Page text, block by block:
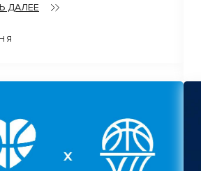
ДАЛЕЕ